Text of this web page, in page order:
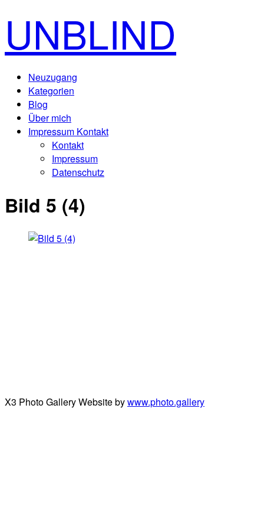
UNBLIND
Neuzugang
Kategorien
Blog
Über mich
Impressum Kontakt
Kontakt
Impressum
Datenschutz
Bild 5 (4)
X3 Photo Gallery Website bywww.photo.gallery